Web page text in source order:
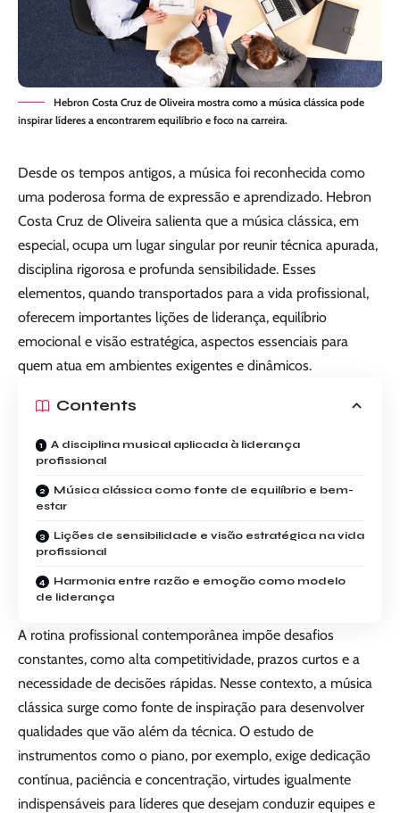
Hebron Costa Cruz de Oliveira mostra como a música clássica pode
inspirar líderes a encontrarem equilíbrio e foco na carreira.
Desde os tempos antigos, a música foi reconhecida como
uma poderosa forma de expressão e aprendizado. Hebron
Costa Cruz de Oliveira salienta que a música clássica, em
especial, ocupa um lugar singular por reunir técnica apurada,
disciplina rigorosa e profunda sensibilidade. Esses
elementos, quando transportados para a vida profissional,
oferecem importantes lições de liderança, equilíbrio
emocional e visão estratégica, aspectos essenciais para
quem atua em ambientes exigentes e dinâmicos.
Contents
A disciplina musical aplicada à liderança
profissional
Música clássica como fonte de equilíbrio e bem-
estar
Lições de sensibilidade e visão estratégica na vida
profissional
Harmonia entre razão e emoção como modelo
de liderança
A rotina profissional contemporânea impõe desafios
constantes, como alta competitividade, prazos curtos e a
necessidade de decisões rápidas. Nesse contexto, a música
clássica surge como fonte de inspiração para desenvolver
qualidades que vão além da técnica. O estudo de
instrumentos como o piano, por exemplo, exige dedicação
contínua, paciência e concentração, virtudes igualmente
indispensáveis para líderes que desejam conduzir equipes e